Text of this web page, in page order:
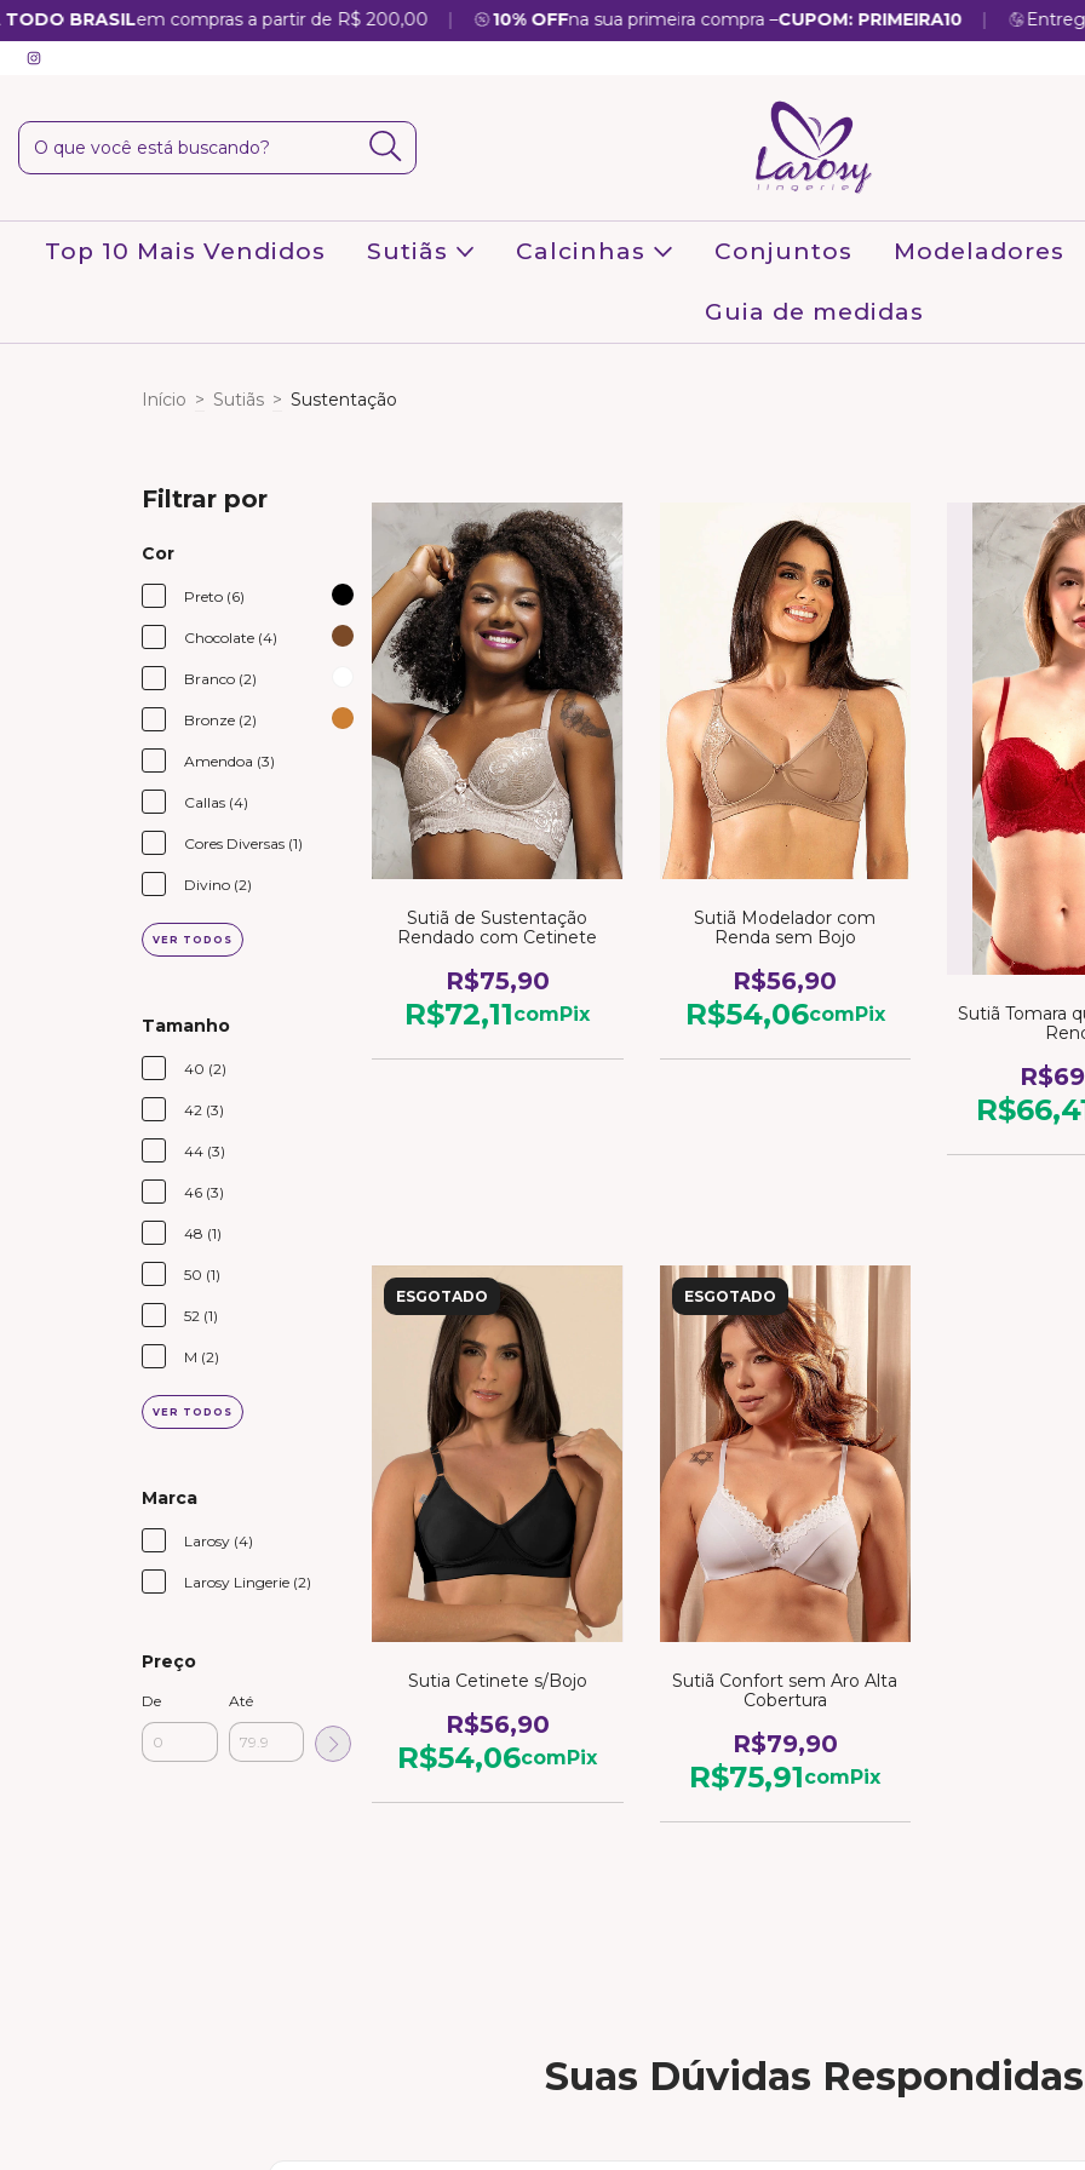
BRASILem compras a partir de R$ 200,00 | 10% OFFna sua primeira compra –CUPOM: PRIMEIRA10 |
Top 10 Mais Vendidos Sutiãs Calcinhas Conjuntos Modeladores
Guia de medidas
Início > Sutiãs > Sustentação
Filtrar por
Cor
Preto (6)
Chocolate (4)
Branco (2)
Bronze (2)
Amendoa (3)
Callas (4)
Cores Diversas (1)
Divino (2)
VER TODOS
Tamanho
40 (2)
42 (3)
44 (3)
46 (3)
48 (1)
50 (1)
52 (1)
M (2)
VER TODOS
Marca
Larosy (4)
Larosy Lingerie (2)
Preço
De Até
Sutiã de Sustentação
Rendado com Cetinete
R$75,90
R$72,11com Pix
Sutiã Modelador com
Renda sem Bojo
R$56,90
R$54,06com Pix
Sutiã Tomara
ESGOTADO
Sutia Cetinete s/Bojo
R$56,90
R$54,06com Pix
ESGOTADO
Sutiã Confort sem Aro Alta
Cobertura
R$79,90
R$75,91com Pix
Suas Dúvidas Respondidas